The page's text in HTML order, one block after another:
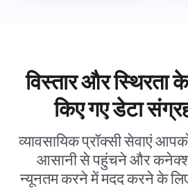
विस्तार और स्थिरता
किए गए डेटा
व्यावसायिक प्रॉक्सी सेवाएं
आसानी से पहुंचने और
न्यूनतम करने में मदद करने के